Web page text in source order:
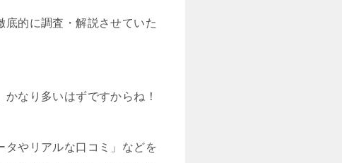
的に調査・解説させていた
なり多いはずですからね！
タやリアルな口コミ」などを